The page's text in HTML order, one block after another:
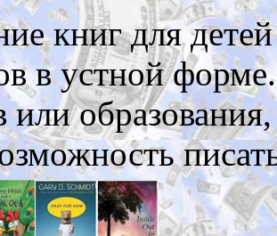
книг для
в устной
или